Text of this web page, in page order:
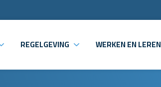
REGELGEVING WERKEN EN LEREN